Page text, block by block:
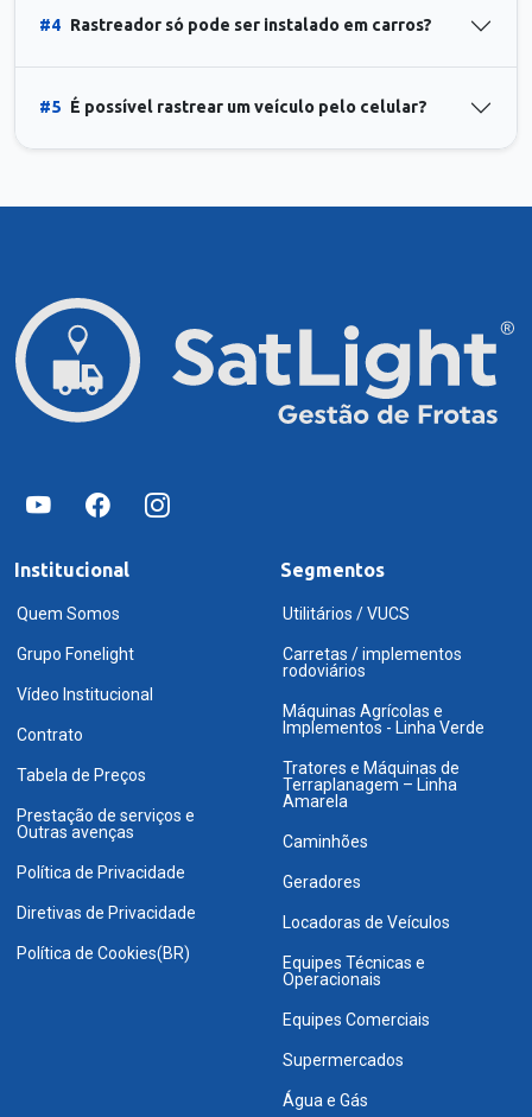
#4 Rastreador só pode ser instalado em carros?
#5 É possível rastrear um veículo pelo celular?
Institucional
Quem Somos
Grupo Fonelight
Vídeo Institucional
Contrato
Tabela de Preços
Prestação de serviços e
Outras avenças
Política de Privacidade
Diretivas de Privacidade
Política de Cookies(BR)
Segmentos
Utilitários / VUCS
Carretas / implementos
rodoviários
Máquinas Agrícolas e
Implementos - Linha Verde
Tratores e Máquinas de
Terraplanagem – Linha
Amarela
Caminhões
Geradores
Locadoras de Veículos
Equipes Técnicas e
Operacionais
Equipes Comerciais
Supermercados
Água e Gás